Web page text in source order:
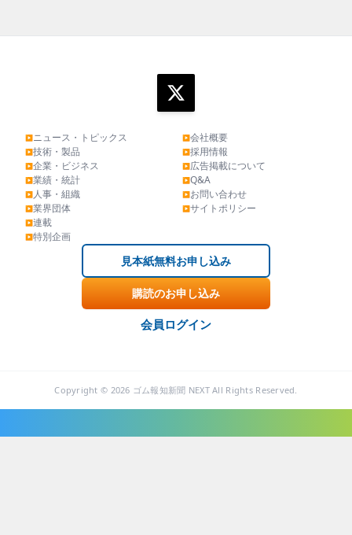
▶ニュース・トピックス
▶技術・製品
▶企業・ビジネス
▶業績・統計
▶人事・組織
▶業界団体
▶連載
▶特別企画
▶会社概要
▶採用情報
▶広告掲載について
▶Q&A
▶お問い合わせ
▶サイトポリシー
見本紙無料お申し込み
購読のお申し込み
会員ログイン
Copyright © 2026 ゴム報知新聞 NEXT All Rights Reserved.